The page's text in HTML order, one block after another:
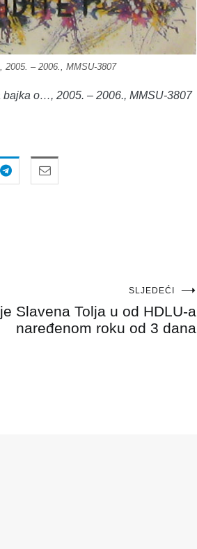
– 2006., MMSU-3807
bajka o…, 2005. – 2006., MMSU-3807
SLJEDEĆI
Slavena Tolja u od HDLU-a
naređenom roku od 3 dana